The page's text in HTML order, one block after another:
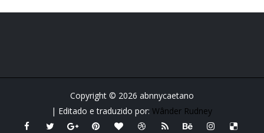
Copyright © 2026 abnnycaetano
| Editado e traduzido por:Wânder Rudney